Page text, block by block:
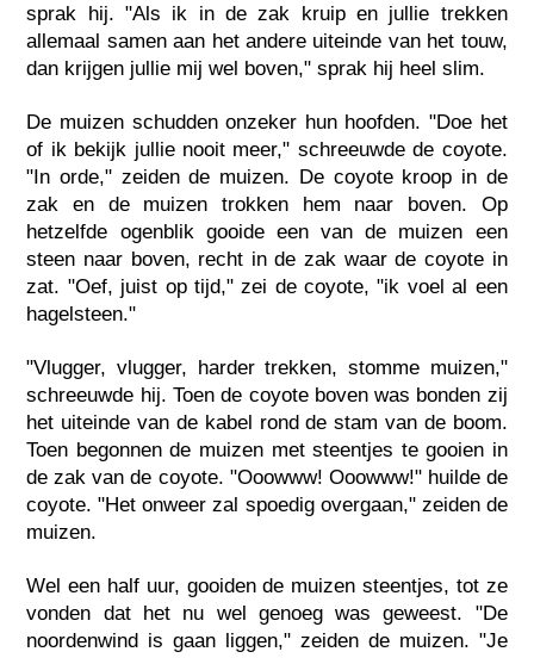
sprak hij. "Als ik in de zak kruip en jullie trekken
allemaal samen aan het andere uiteinde van het touw,
dan krijgen jullie mij wel boven," sprak hij heel slim.
De muizen schudden onzeker hun hoofden. "Doe het
of ik bekijk jullie nooit meer," schreeuwde de coyote.
"In orde," zeiden de muizen. De coyote kroop in de
zak en de muizen trokken hem naar boven. Op
hetzelfde ogenblik gooide een van de muizen een
steen naar boven, recht in de zak waar de coyote in
zat. "Oef, juist op tijd," zei de coyote, "ik voel al een
hagelsteen."
"Vlugger, vlugger, harder trekken, stomme muizen,"
schreeuwde hij. Toen de coyote boven was bonden zij
het uiteinde van de kabel rond de stam van de boom.
Toen begonnen de muizen met steentjes te gooien in
de zak van de coyote. "Ooowww! Ooowww!" huilde de
coyote. "Het onweer zal spoedig overgaan," zeiden de
muizen.
Wel een half uur, gooiden de muizen steentjes, tot ze
vonden dat het nu wel genoeg was geweest. "De
noordenwind is gaan liggen," zeiden de muizen. "Je